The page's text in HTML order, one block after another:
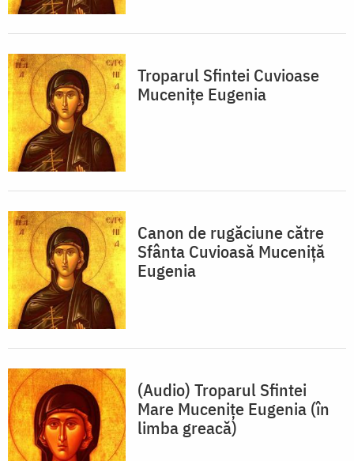
Troparul Sfintei Cuvioase
Muceniţe Eugenia
Canon de rugăciune către
Sfânta Cuvioasă Muceniţă
Eugenia
(Audio) Troparul Sfintei
Mare Muceniţe Eugenia (în
limba greacă)